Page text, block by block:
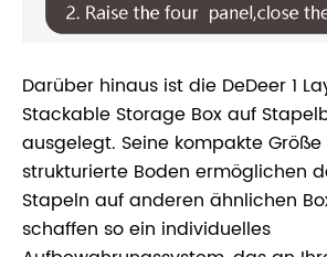
Darüber hinaus ist die DeDeer 1
Stackable Storage Box auf
ausgelegt. Seine kompakte
strukturierte Boden ermöglichen
Stapeln auf anderen ähnlichen
schaffen so ein individuelles